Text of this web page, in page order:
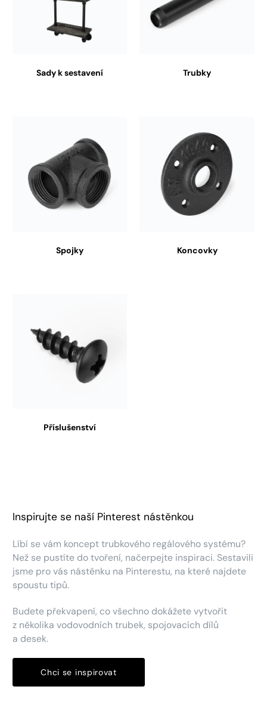
Sady k sestavení Trubky
Spojky Koncovky
Příslušenství
Inspirujte se naší Pinterest nástěnkou
Líbí se vám koncept trubkového regálového systému?
Než se pustíte do tvoření, načerpejte inspiraci. Sestavili
jsme pro vás nástěnku na Pinterestu, na které najdete
spoustu tipů.
Budete překvapení, co všechno dokážete vytvořit
z několika vodovodních trubek, spojovacích dílů
a desek.
Chci se inspirovat